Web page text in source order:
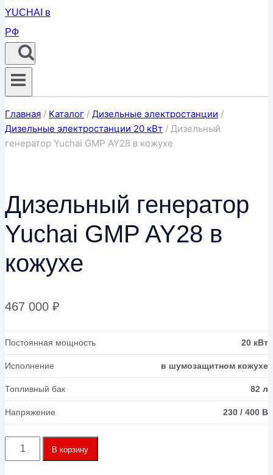
Главная / Каталог / Дизельные электростанции /
Дизельные электростанции 20 кВт / Дизельный
генератор Yuchai GMP AY28 в кожухе
Дизельный генератор
Yuchai GMP AY28 в
кожухе
467 000 ₽
Постоянная мощность 20 кВт
Исполнение в шумозащитном кожухе
Топливный бак 82 л
Напряжение 230 / 400 В
КоличествоВ корзину